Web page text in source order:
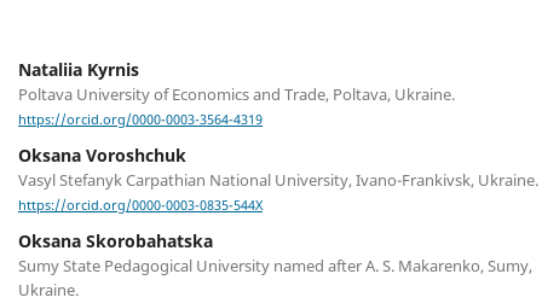
Nataliia Kyrnis
Poltava University of Economics and Trade, Poltava, Ukraine.
https://orcid.org/0000-0003-3564-4319
Oksana Voroshchuk
Vasyl Stefanyk Carpathian National University, Ivano-Frankivsk, Ukraine.
https://orcid.org/0000-0003-0835-544X
Oksana Skorobahatska
Sumy State Pedagogical University named after A. S. Makarenko, Sumy,
Ukraine.